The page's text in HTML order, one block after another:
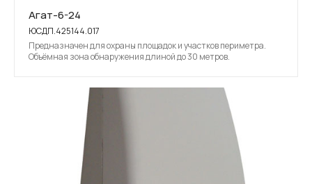
Агат-6-24
ЮСДП.425144.017
Предназначен для охраны площадок и участков периметра.
Объёмная зона обнаружения длиной до 30 метров.